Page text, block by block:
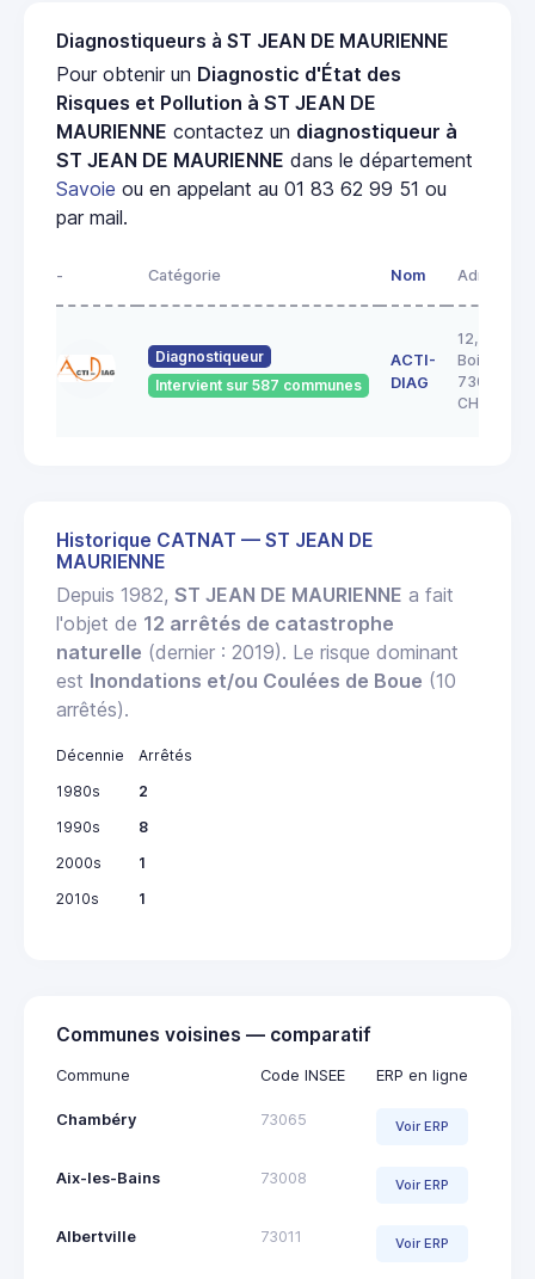
Diagnostiqueurs à ST JEAN DE MAURIENNE
Pour obtenir un Diagnostic d'État des
Risques et Pollution à ST JEAN DE
MAURIENNE contactez un diagnostiqueur à
ST JEAN DE MAURIENNE dans le département
Savoie ou en appelant au 01 83 62 99 51 ou
par mail.
- Catégorie Nom Adresse
Diagnostiqueur
Intervient sur 587 communes
ACTI-
DIAG
12, rue de
Boigne
73000
Historique CATNAT — ST JEAN DE
MAURIENNE
Depuis 1982, ST JEAN DE MAURIENNE a fait
l'objet de 12 arrêtés de catastrophe
naturelle (dernier : 2019). Le risque dominant
est Inondations et/ou Coulées de Boue (10
arrêtés).
Décennie
Arrêtés
1980s
2
1990s
8
2000s
1
2010s
1
Communes voisines — comparatif
Commune Code INSEE ERP en ligne
Chambéry 73065 Voir ERP
Aix-les-Bains 73008 Voir ERP
Albertville 73011 Voir ERP